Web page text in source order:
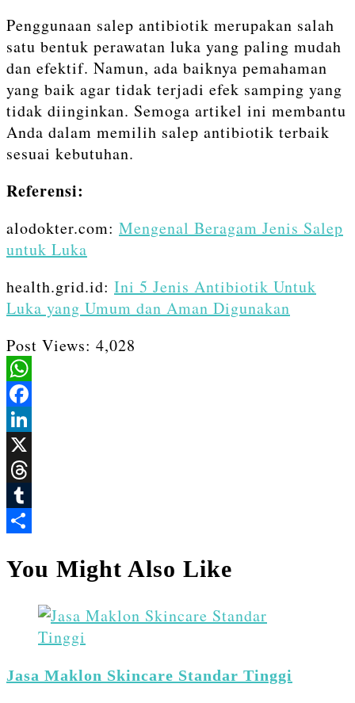
Penggunaan salep antibiotik merupakan salah
satu bentuk perawatan luka yang paling mudah
dan efektif. Namun, ada baiknya pemahaman
yang baik agar tidak terjadi efek samping yang
tidak diinginkan. Semoga artikel ini membantu
Anda dalam memilih salep antibiotik terbaik
sesuai kebutuhan.
Referensi:
alodokter.com: Mengenal Beragam Jenis Salep
untuk Luka
health.grid.id: Ini 5 Jenis Antibiotik Untuk
Luka yang Umum dan Aman Digunakan
Post Views: 4,028
WhatsApp
Facebook
LinkedIn
X
Threads
Tumblr
You Might Also Like
Jasa Maklon Skincare Standar Tinggi